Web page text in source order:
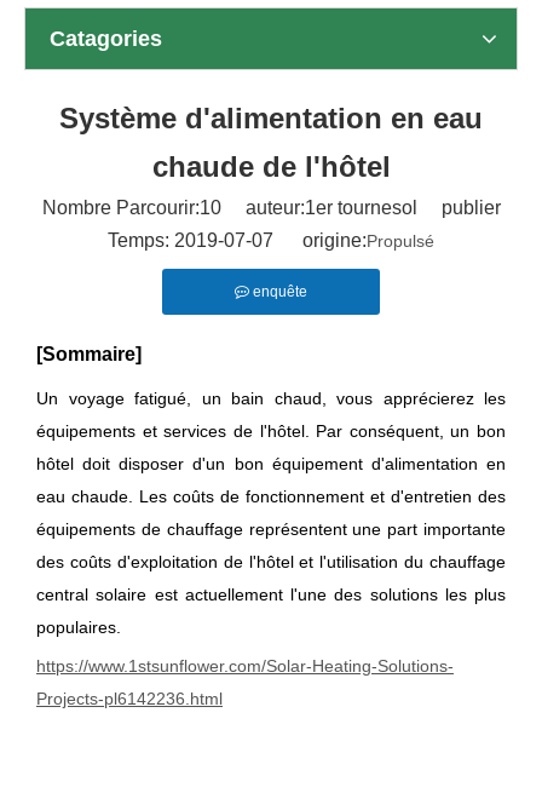
Catagories
Système d'alimentation en eau
chaude de l'hôtel
Nombre Parcourir:10auteur:1er tournesol publier
Temps: 2019-07-07 origine:Propulsé
enquête
[Sommaire]
Un voyage fatigué, un bain chaud, vous apprécierez les
équipements et services de l'hôtel. Par conséquent, un bon
hôtel doit disposer d'un bon équipement d'alimentation en
eau chaude. Les coûts de fonctionnement et d'entretien des
équipements de chauffage représentent une part importante
des coûts d'exploitation de l'hôtel et l'utilisation du chauffage
central solaire est actuellement l'une des solutions les plus
populaires.
https://www.1stsunflower.com/Solar-Heating-Solutions-
Projects-pl6142236.html